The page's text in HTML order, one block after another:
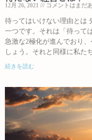
12月 26, 2021 コメントはまだ
待ってはいけない理由とは
一つです。それは「待って
急激な2極化が進んでおり
しょう。それと同様に私た
続きを読む